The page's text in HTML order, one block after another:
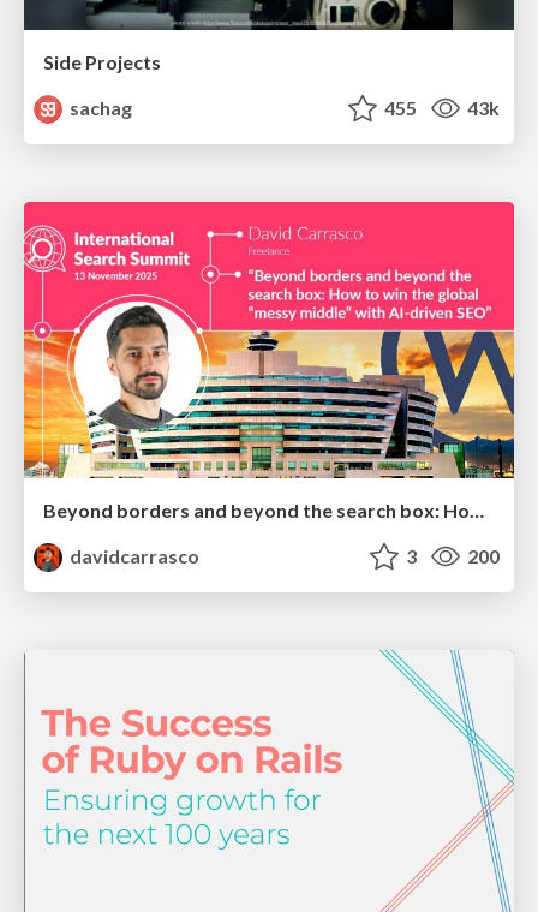
Side Projects
sachag
455 43k
Beyond borders and beyond the search box: How to win the global "messy middle" with AI-driven SEO
davidcarrasco
3 200